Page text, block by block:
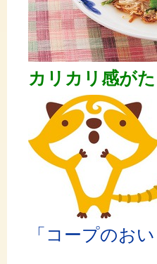
カリカリ感が
「コープのお